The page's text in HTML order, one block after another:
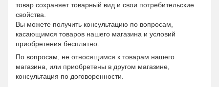
товар сохраняет товарный вид и свои потребительские
свойства.
Вы можете получить консультацию по вопросам,
касающимся товаров нашего магазина и условий
приобретения бесплатно.
По вопросам, не относящимся к товарам нашего
магазина, или приобретены в другом магазине,
консультация по договоренности.